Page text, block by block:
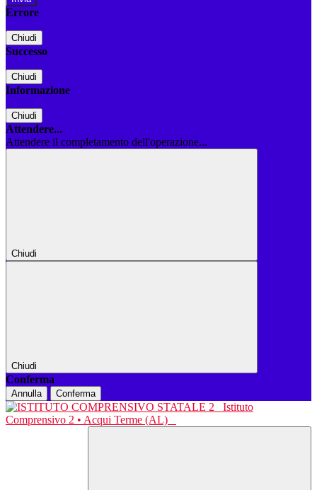
Errore
Chiudi
Successo
Chiudi
Informazione
Chiudi
Attendere...
Attendere il completamento dell'operazione...
Chiudi
Chiudi
Conferma
Annulla Conferma
Istituto
Comprensivo 2 • Acqui Terme (AL)